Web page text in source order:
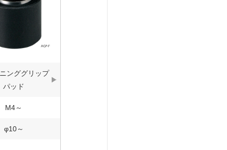
ンググリップ
パッド
M4～
φ10～